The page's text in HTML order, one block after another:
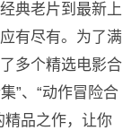
典老片到最新上
有尽有。为了满
多个精选电影合
”、“动作冒险合
精品之作，让你